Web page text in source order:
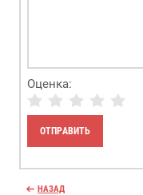
Оценка:
НАЗАД